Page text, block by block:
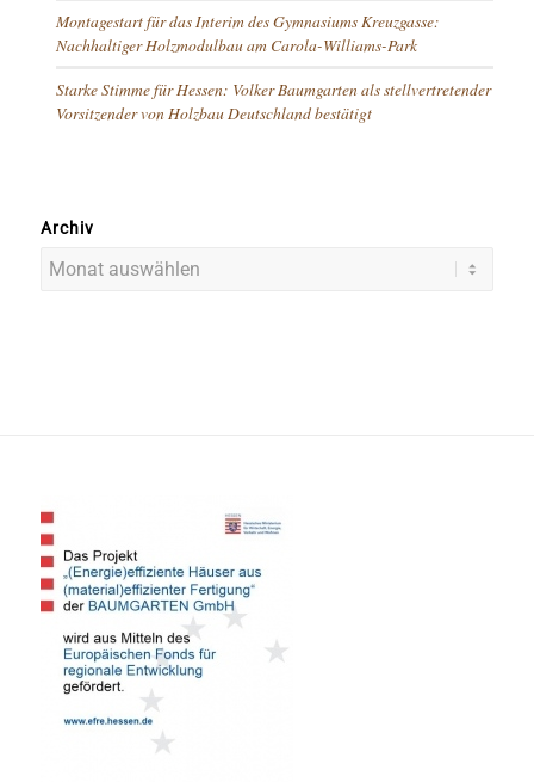
Montagestart für das Interim des Gymnasiums Kreuzgasse:
Nachhaltiger Holzmodulbau am Carola-Williams-Park
Starke Stimme für Hessen: Volker Baumgarten als stellvertretender
Vorsitzender von Holzbau Deutschland bestätigt
Archiv